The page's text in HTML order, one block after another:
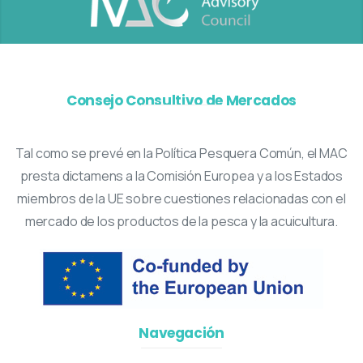
Consejo Consultivo de Mercados
Tal como se prevé en la Política Pesquera Común, el MAC
presta dictamens a la Comisión Europea y a los Estados
miembros de la UE sobre cuestiones relacionadas con el
mercado de los productos de la pesca y la acuicultura.
Navegación